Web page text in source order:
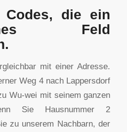
Codes, die ein
Feld
mit einer Adresse.
Weg 4 nach Lappersdorf
Wu-wei mit seinem ganzen
Sie Hausnummer 2
zu unserem Nachbarn, der